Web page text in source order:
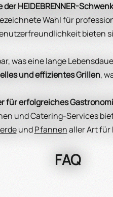
der HEIDEBRENNER-
Wahl für
bieten
was eine lange
und effizientes Grillen,
für erfolgreiches
und Catering-Services
undPfannenaller Art für
FAQ